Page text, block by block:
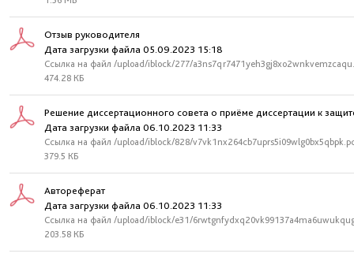
Отзыв руководителя
Дата загрузки файла 05.09.2023 15:18
Ссылка на файл /upload/iblock/277/
474.28 КБ
Решение диссертационного совета о приёме диссертации к
Дата загрузки файла 06.10.2023 11:33
Ссылка на файл /upload/iblock/828/
379.5 КБ
Автореферат
Дата загрузки файла 06.10.2023 11:33
Ссылка на файл /upload/iblock/e31/
203.58 КБ